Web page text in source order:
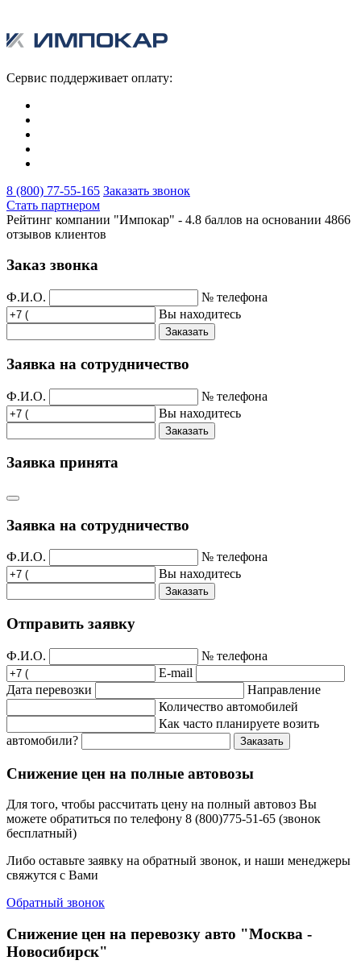
Сервис поддерживает оплату:
8 (800) 77-55-165 Заказать звонок
Стать партнером
Рейтинг компании "Импокар" - 4.8 баллов на основании 4866
отзывов клиентов
Заказ звонка
Ф.И.О.
№ телефона
Вы находитесь
Заказать
Заявка на сотрудничество
Ф.И.О.
№ телефона
Вы находитесь
Заказать
Заявка принята
Заявка на сотрудничество
Ф.И.О.
№ телефона
Вы находитесь
Заказать
Отправить заявку
Ф.И.О.
№ телефона
E-mail
Дата перевозки
Направление
Количество автомобилей
Как часто планируете возить
автомобили?
Заказать
Снижение цен на полные автовозы
Для того, чтобы рассчитать цену на полный автовоз Вы
можете обратиться по телефону 8 (800)775-51-65 (звонок
бесплатный)
Либо оставьте заявку на обратный звонок, и наши менеджеры
свяжутся с Вами
Обратный звонок
Снижение цен на перевозку авто "Москва -
Новосибирск"